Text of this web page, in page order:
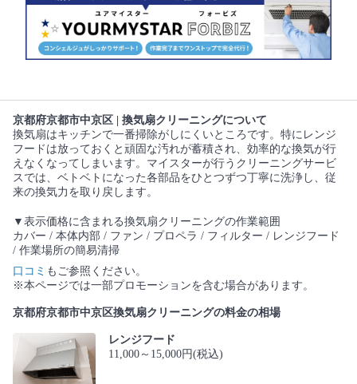
京都府京都市中京区 | 換気扇クリーニングについて
換気扇はキッチンで一番掃除がしにくいところです。特にレンジ
フードは放っておくと頑固な汚れが蓄積され、効率的な換気が行
えなくなってしまいます。マイスターが行うクリーニングサービ
スでは、ベトベトになった各部品をひとつずつ丁寧に洗浄し、従
来の換気力を取り戻します。
▼表示価格に含まれる換気扇クリーニングの作業範囲
カバー / 本体内部 / ファン / プロペラ / フィルター / レンジフード
/ 作業場所の簡易清掃
口コミ もご参照ください。
※本ページでは一部プロモーションを含む場合があります。
京都府京都市中京区換気扇クリーニングの料金の相場
レンジフード
11,000～15,000円(税込)